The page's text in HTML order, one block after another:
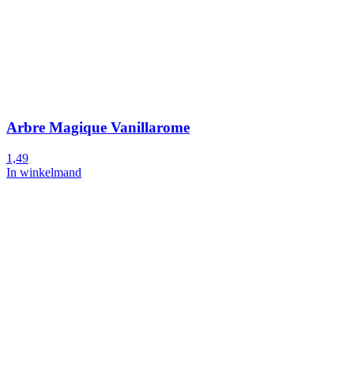
Arbre Magique Vanillarome
1,49
In winkelmand